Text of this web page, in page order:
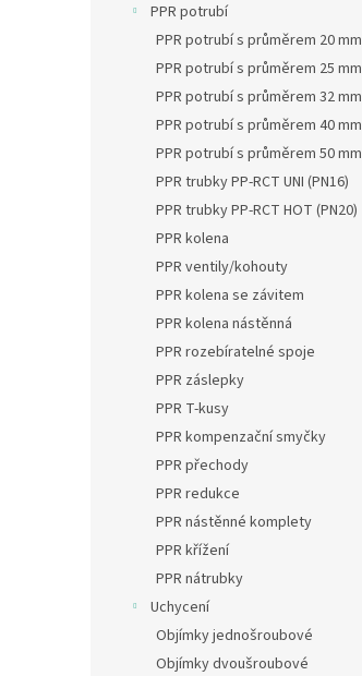
PPR potrubí
PPR potrubí s průměrem 20 mm
PPR potrubí s průměrem 25 mm
PPR potrubí s průměrem 32 mm
PPR potrubí s průměrem 40 mm
PPR potrubí s průměrem 50 mm
PPR trubky PP-RCT UNI (PN16)
PPR trubky PP-RCT HOT (PN20)
PPR kolena
PPR ventily/kohouty
PPR kolena se závitem
PPR kolena nástěnná
PPR rozebíratelné spoje
PPR záslepky
PPR T-kusy
PPR kompenzační smyčky
PPR přechody
PPR redukce
PPR nástěnné komplety
PPR křížení
PPR nátrubky
Uchycení
Objímky jednošroubové
Objímky dvoušroubové